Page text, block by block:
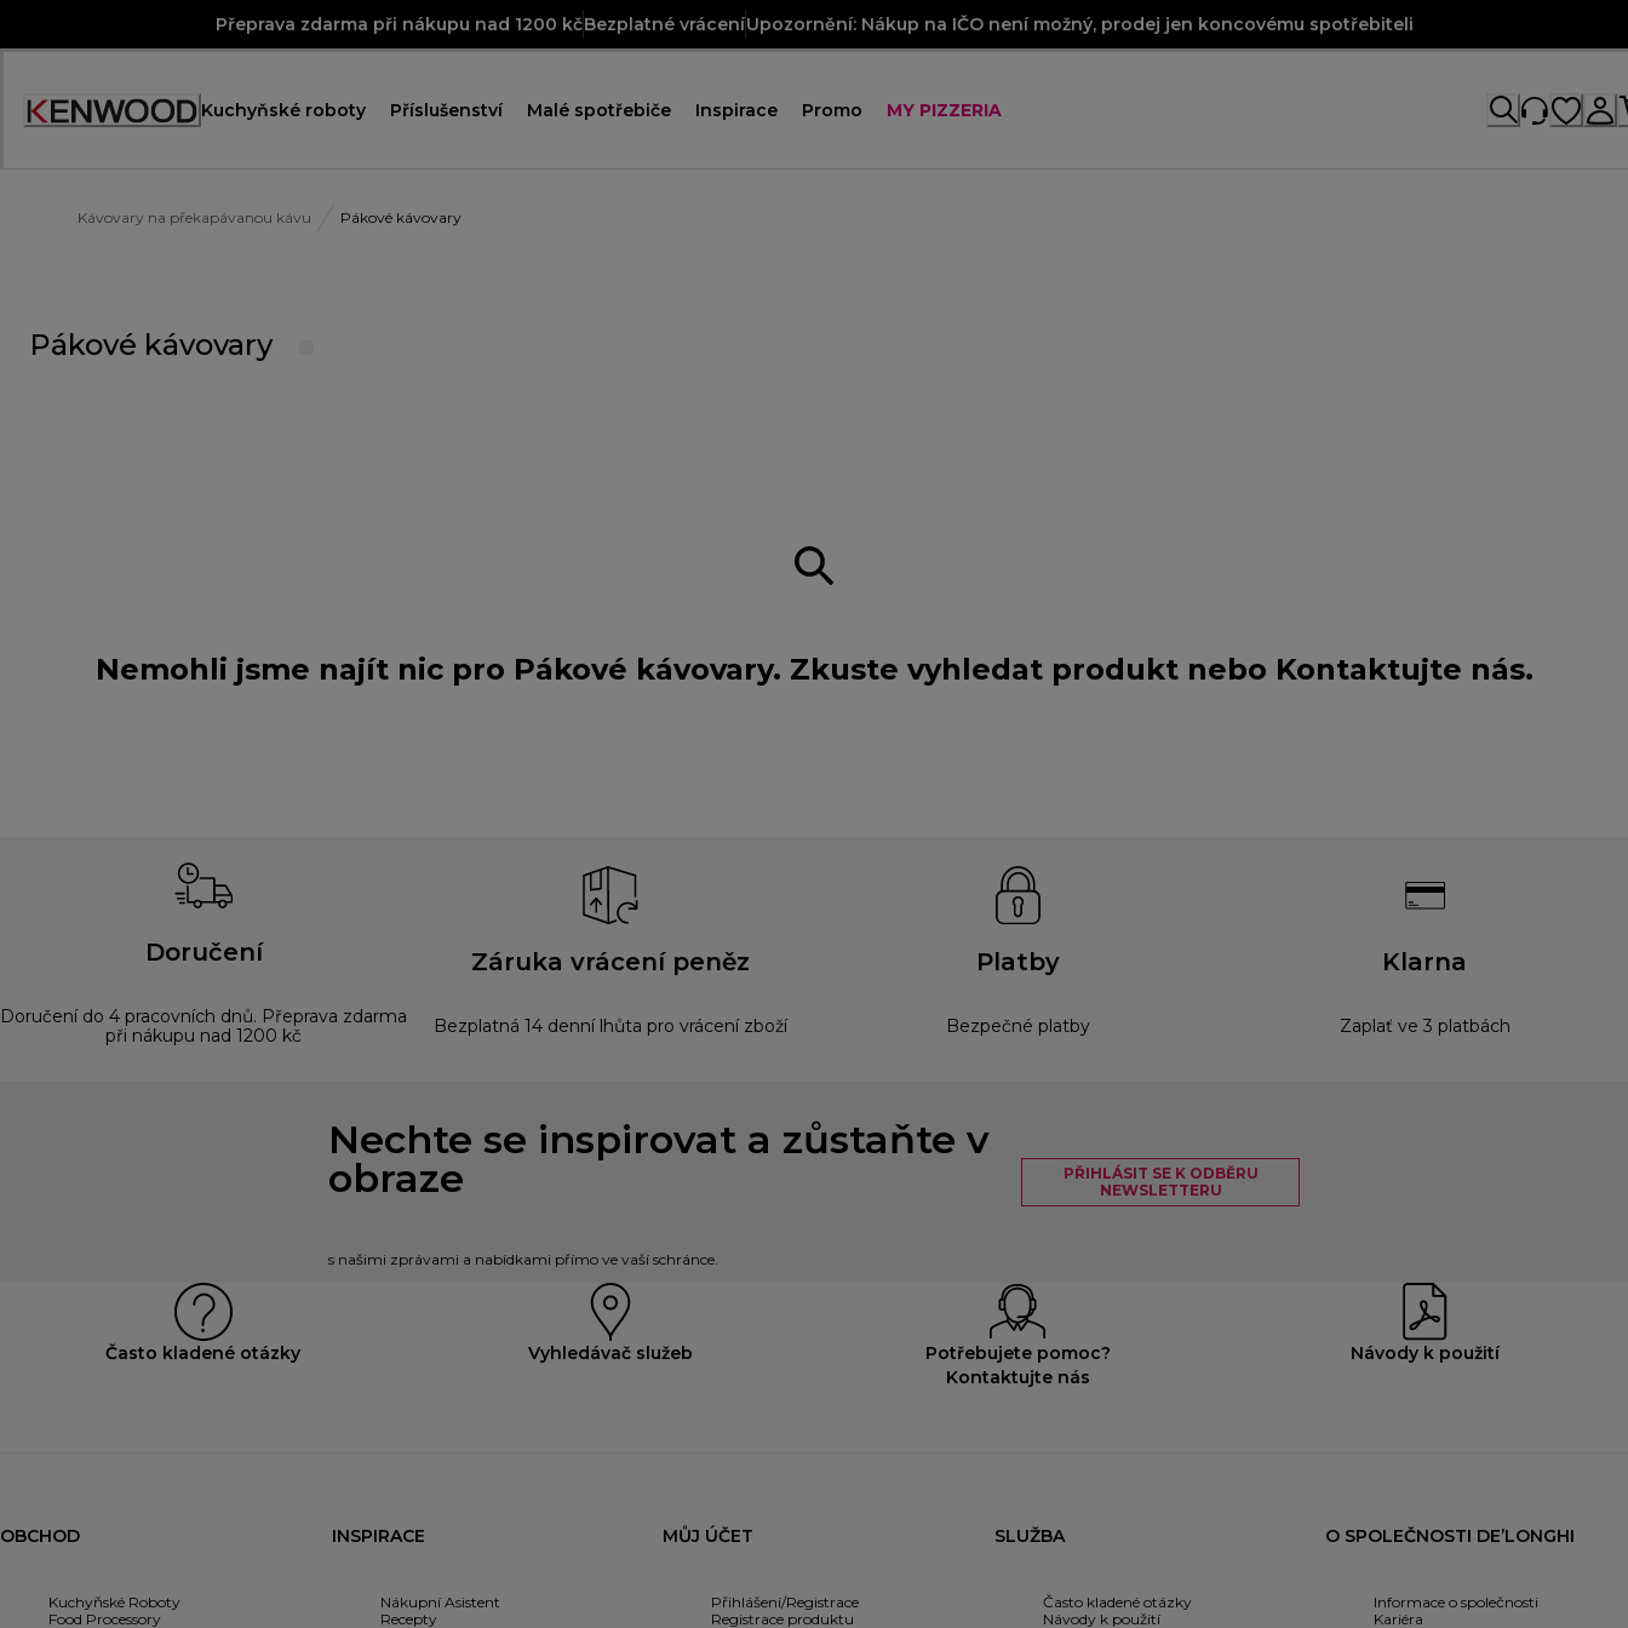
Přeprava zdarma při nákupu nad 1200 kčBezplatné vráceníUpozornění: Nákup na IČO není možný, prodej jen koncovému spotřebiteli
Accessibility
Kuchyňské roboty Příslušenství Malé spotřebiče Inspirace Promo MY PIZZERIA
Kávovary na překapávanou kávu Pákové kávovary
Pákové kávovary
Nemohli jsme najít nic pro Pákové kávovary. Zkuste vyhledat produkt nebo Kontaktujte nás.
Doručení
Doručení do 4 pracovních dnů. Přeprava zdarma
při nákupu nad 1200 kč
Záruka vrácení peněz
Bezplatná 14 denní lhůta pro vrácení zboží
Platby
Bezpečné platby
Klarna
Zaplať ve 3 platbách
Nechte se inspirovat a zůstaňte v
obraze
s našimi zprávami a nabídkami přímo ve vaší schránce.
PŘIHLÁSIT SE K ODBĚRU
NEWSLETTERU
Často kladené otázky Vyhledávač služeb
Potřebujete pomoc?
Kontaktujte nás
Návody k použití
OBCHOD
Kuchyňské Roboty
Food Processory
INSPIRACE
Nákupní Asistent
Recepty
MŮJ ÚČET
Přihlášení/Registrace
Registrace produktu
SLUŽBA
Často kladené otázky
Návody k použití
O SPOLEČNOSTI DE’LONGHI
Informace o společnosti
Kariéra